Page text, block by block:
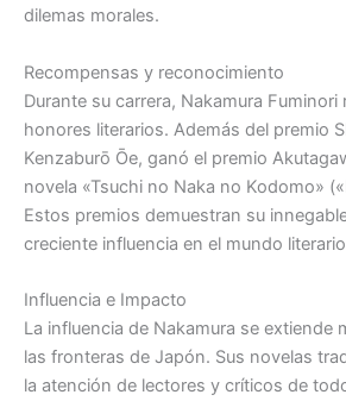
dilemas morales.
Recompensas y reconocimiento
Durante su carrera, Nakamura
honores literarios. Además del premio
Kenzaburō Ōe, ganó el premio
novela «Tsuchi no Naka no Kodomo»
Estos premios demuestran su
creciente influencia en el mundo
Influencia e Impacto
La influencia de Nakamura se extiende
las fronteras de Japón. Sus novelas
la atención de lectores y críticos de